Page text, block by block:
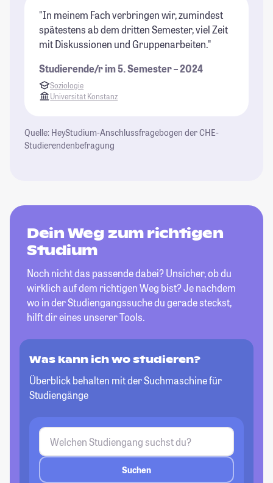
"In meinem Fach verbringen wir, zumindest
spätestens ab dem dritten Semester, viel Zeit
mit Diskussionen und Gruppenarbeiten."
Studierende/r im 5. Semester – 2024
Soziologie
Universität Konstanz
Quelle: HeyStudium-Anschlussfragebogen der CHE-
Studierendenbefragung
Dein Weg zum richtigen
Studium
Noch nicht das passende dabei? Unsicher, ob du
wirklich auf dem richtigen Weg bist? Je nachdem
wo in der Studiengangssuche du gerade steckst,
hilft dir eines unserer Tools.
Was kann ich wo studieren?
Überblick behalten mit der Suchmaschine für
Studiengänge
Suchen